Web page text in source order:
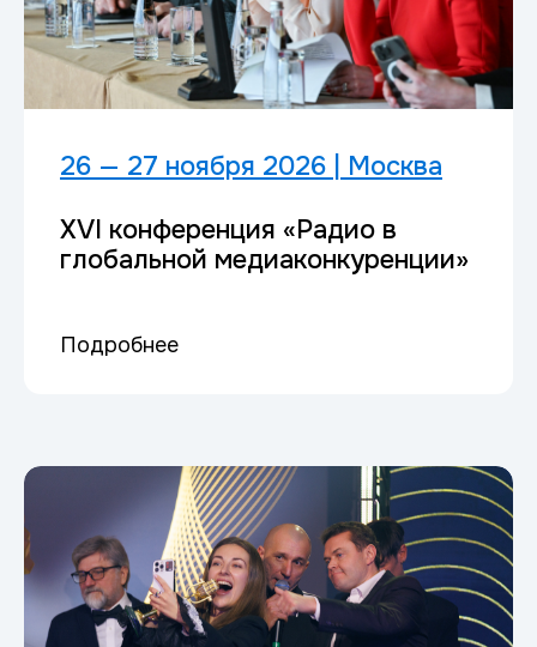
26 — 27 ноября 2026 | Москва
XVI конференция «Радио в
глобальной медиаконкуренции»
Подробнее